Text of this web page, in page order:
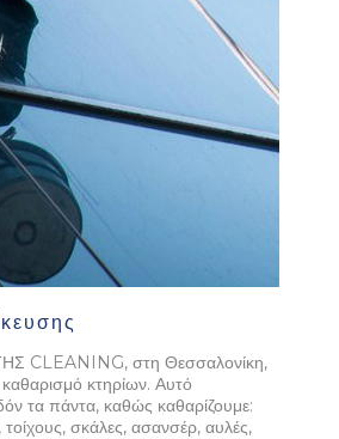
CLEANING, στη Θεσσαλονίκη,
καθαρισμό κτηρίων. Αυτό
τα πάντα, καθώς καθαρίζουμε:
σκάλες, ασανσέρ, αυλές,